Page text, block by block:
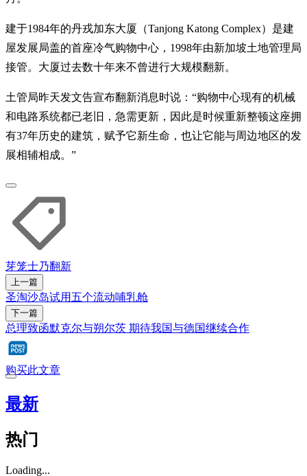
建于1984年的丹戎加东大厦（Tanjong Katong Complex）是建
屋发展局盖的首座冷气购物中心，1998年由新加坡土地管理局
接管。大厦过去数十年来不曾进行大规模翻新。
土管局昨天发文告宣布翻新消息时说：“购物中心现有的机械
和电路系统都已老旧，急需更新，因此是时候重新整顿这座拥
有37年历史的建筑，赋予它新生命，也让它能与周边地区的发
展相辅相成。”
芽笼士乃翻新
上一篇
圣淘沙岛试用五个流动哺乳舱
下一篇
总理致函默克尔与朔尔茨 期待我国与德国继续合作
购买此文章
最新
热门
Loading...